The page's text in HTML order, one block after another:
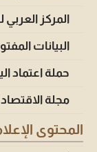
المركز
البيانات
حملة اعتماد
مجلة
المحتوى